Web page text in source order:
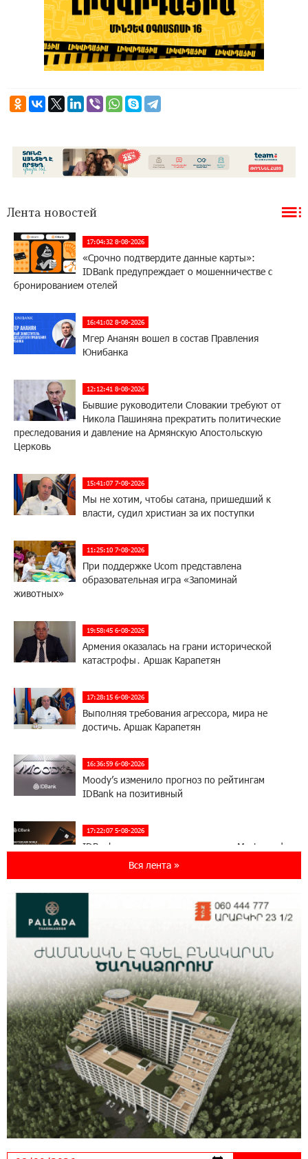
Лента новостей
17:04:32 8-08-2026
«Срочно подтвердите данные карты»:
IDBank предупреждает о мошенничестве с
бронированием отелей
16:41:02 8-08-2026
Мгер Ананян вошел в состав Правления
Юнибанка
12:12:41 8-08-2026
Бывшие руководители Словакии требуют от
Никола Пашиняна прекратить политические
преследования и давление на Армянскую Апостольскую
Церковь
15:41:07 7-08-2026
Мы не хотим, чтобы сатана, пришедший к
власти, судил христиан за их поступки
11:25:10 7-08-2026
При поддержке Ucom представлена
образовательная игра «Запоминай
животных»
19:58:45 6-08-2026
Армения оказалась на грани исторической
катастрофы․ Аршак Карапетян
17:28:15 6-08-2026
Выполняя требования агрессора, мира не
достичь. Аршак Карапетян
16:36:59 6-08-2026
Moody’s изменило прогноз по рейтингам
IDBank на позитивный
17:22:07 5-08-2026
IDBank представляет новую карту Mastercard
World с преимуществами для путешествий и
мониторинг дикой природы в Гнишике с
помощью солнечной энергии
14:56:01 5-08-2026
Ucom и FPWC обеспечат круглосуточный
мониторинг дикой природы в Гнишике с
помощью солнечной энергии
22:41:05 3-08-2026
Idram и IDBank - рядом со стартапами на
Seaside Startup Summit
10:12:55 3-08-2026
В мобильном приложении Юнибанка теперь
Вся лента »